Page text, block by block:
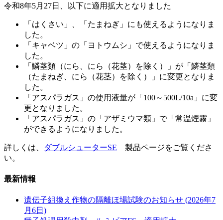
令和8年5月27日、以下に適用拡大となりました
「はくさい」、「たまねぎ」にも使えるようになりま
した。
「キャベツ」の「ヨトウムシ」で使えるようになりま
した。
「鱗茎類（にら、にら（花茎）を除く）」が「鱗茎類
（たまねぎ、にら（花茎）を除く）」に変更となりま
した。
「アスパラガス」の使用液量が「100～500L/10a」に変
更となりました。
「アスパラガス」の「アザミウマ類」で「常温煙霧」
ができるようになりました。
詳しくは、 ダブルシューターSE 製品ページをご覧くださ
い。
最新情報
遺伝子組換え作物の隔離ほ場試験のお知らせ (2026年7
月6日)